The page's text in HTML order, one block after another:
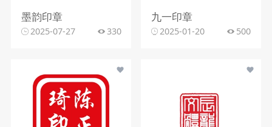
墨韵印章
2025-07-27 330
九一印章
2025-01-20 500